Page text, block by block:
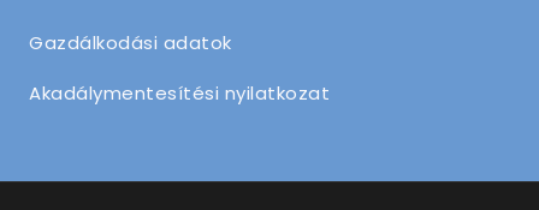
Gazdálkodási adatok
Akadálymentesítési nyilatkozat